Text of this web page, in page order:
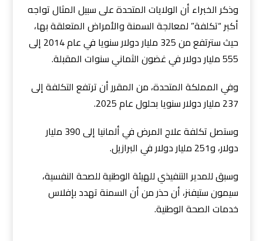
وذكر الخبراء أن الولايات المتحدة على سبيل المثال تواجه
أكبر “تكلفة” لمعالجة السمنة والأمراض المتعلقة بها،
حيث سترتفع من 325 مليار دولار سنويا في عام 2014 إلى
555 مليار دولار في غضون الثماني سنوات المقبلة.
وفي المملكة المتحدة، من المقرر أن ترتفع التكلفة إلى
237 مليار دولار سنويا بحلول عام 2025.
وستصل تكلفة علاج المرض في ألمانيا إلى 390 مليار
دولار، و251 مليار دولار في البرازيل.
وسبق للمدير التنفيذي للهيئة الوطنية للصحة النفسية،
سيمون ستيفنز، أن حذر من أن السمنة تهدد بإفلاس
خدمات الصحة الوطنية.